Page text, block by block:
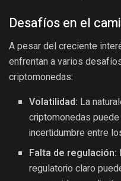
Desafíos en el
A pesar del creciente
enfrentan a varios
criptomonedas:
Volatilidad: La
criptomonedas
incertidumbre entre
Falta de regulación:
regulatorio claro